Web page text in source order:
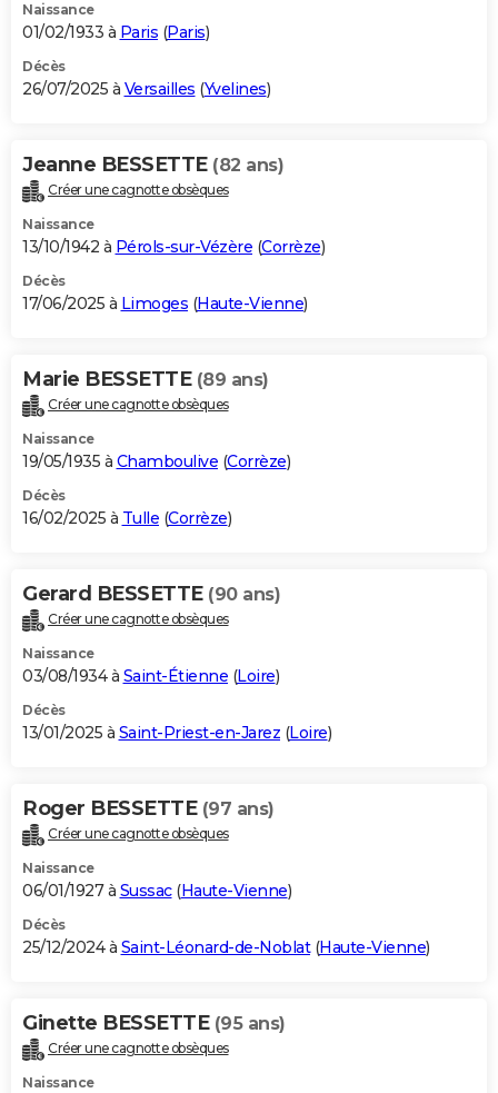
Naissance
01/02/1933 à Paris (Paris)
Décès
26/07/2025 à Versailles (Yvelines)
Jeanne BESSETTE (82 ans)
Créer une cagnotte obsèques
Naissance
13/10/1942 à Pérols-sur-Vézère (Corrèze)
Décès
17/06/2025 à Limoges (Haute-Vienne)
Marie BESSETTE (89 ans)
Créer une cagnotte obsèques
Naissance
19/05/1935 à Chamboulive (Corrèze)
Décès
16/02/2025 à Tulle (Corrèze)
Gerard BESSETTE (90 ans)
Créer une cagnotte obsèques
Naissance
03/08/1934 à Saint-Étienne (Loire)
Décès
13/01/2025 à Saint-Priest-en-Jarez (Loire)
Roger BESSETTE (97 ans)
Créer une cagnotte obsèques
Naissance
06/01/1927 à Sussac(Haute-Vienne)
Décès
25/12/2024 à Saint-Léonard-de-Noblat(Haute-Vienne)
Ginette BESSETTE (95 ans)
Créer une cagnotte obsèques
Naissance